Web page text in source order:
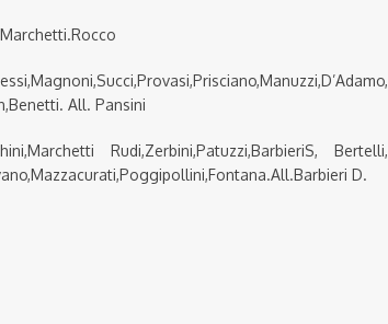
Marchetti.Rocco
All. Pansini
Rudi,Zerbini,Patuzzi,BarbieriS, Bertelli,
D.